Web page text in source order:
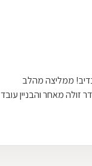
ממליצה מהלב
זולה מאחר והבניין עובד
ההתקנה אבי שם לנו גדר